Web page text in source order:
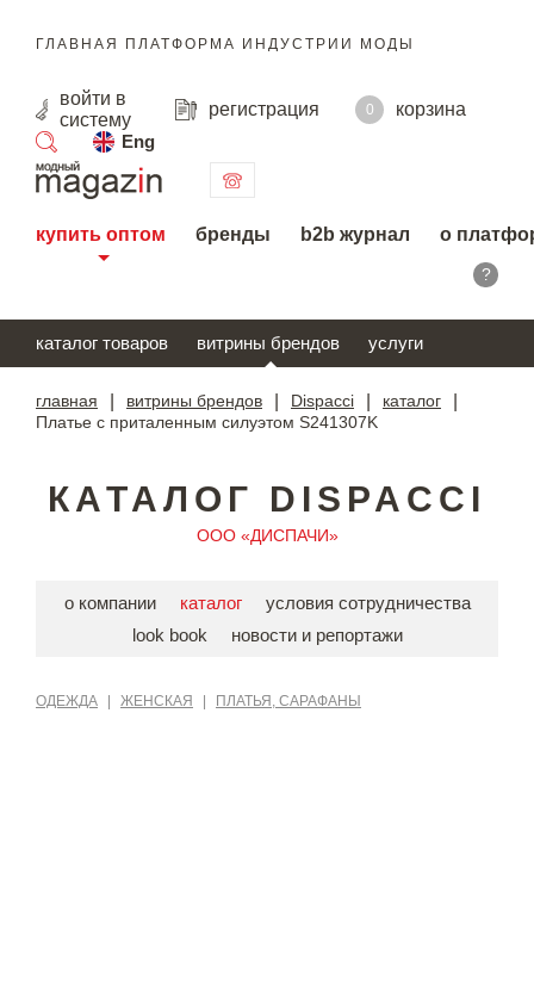
ГЛАВНАЯ ПЛАТФОРМА ИНДУСТРИИ МОДЫ
войти в
систему
регистрация 0
корзина
Eng
поиск
купить оптом бренды b2b журнал о
?
каталог товаров витрины брендов услуги
главная витрины брендов Dispacci каталог
Платье с приталенным силуэтом S241307K
КАТАЛОГ DISPACCI
ООО «ДИСПАЧИ»
о компании каталог
условия сотрудничества
look book
новости и репортажи
ОДЕЖДА ЖЕНСКАЯ ПЛАТЬЯ, САРАФАНЫ